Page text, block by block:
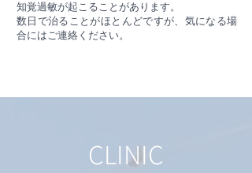
知覚過敏が起こることがあります。
数日で治ることがほとんどですが、気になる場
合にはご連絡ください。
CLINIC